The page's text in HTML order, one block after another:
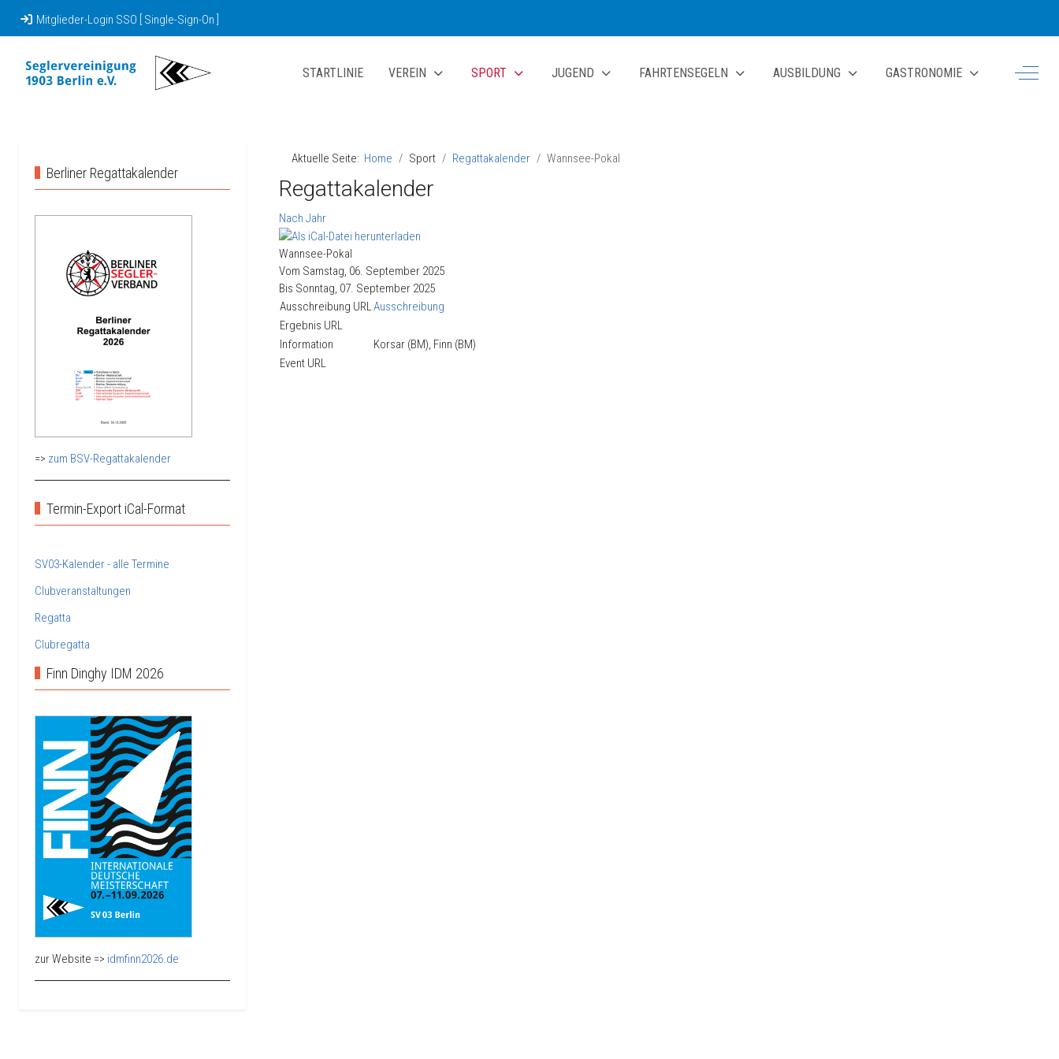
Mitglieder-Login SSO [ Single-Sign-On ]
STARTLINIE VEREIN SPORT JUGEND FAHRTENSEGELN AUSBILDUNG GASTRONOMIE Off-
Berliner Regattakalender
=> zum BSV-Regattakalender
Termin-Export iCal-Format
SV03-Kalender - alle Termine
Clubveranstaltungen
Regatta
Clubregatta
Finn Dinghy IDM 2026
zur Website => idmfinn2026.de
Aktuelle Seite: Home Sport Regattakalender Wannsee-Pokal
Regattakalender
Nach Jahr
Wannsee-Pokal
Vom Samstag, 06. September 2025
Bis Sonntag, 07. September 2025
Ausschreibung URLAusschreibung
Ergebnis URL
Information
Korsar (BM), Finn (BM)
Event URL